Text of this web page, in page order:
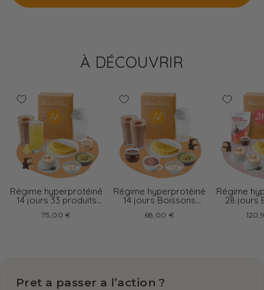
À DÉCOUVRIR
Régime hyperprotéiné
14 jours 33 produits
75,00 €
Régime hyperprotéiné
14 jours Boissons
68,00 €
Régime
28 jours
Pret a passer a l’action ?